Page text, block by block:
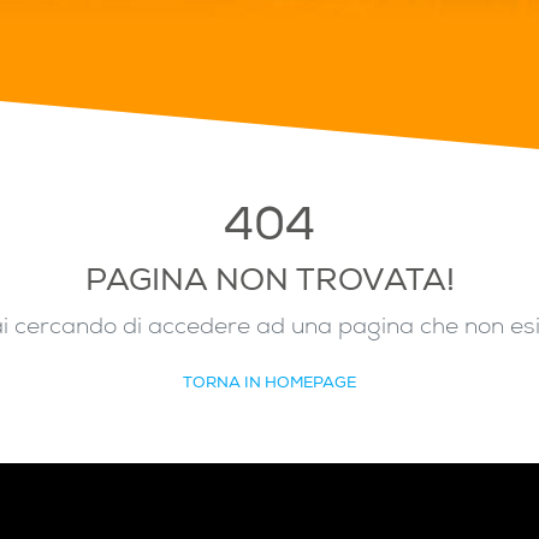
404
PAGINA NON TROVATA!
cercando di accedere ad una pagina che non
TORNA IN HOMEPAGE